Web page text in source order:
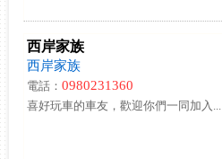
西岸家族
西岸家族
電話： 0980231360
喜好玩車的車友，歡迎你們一同加入...